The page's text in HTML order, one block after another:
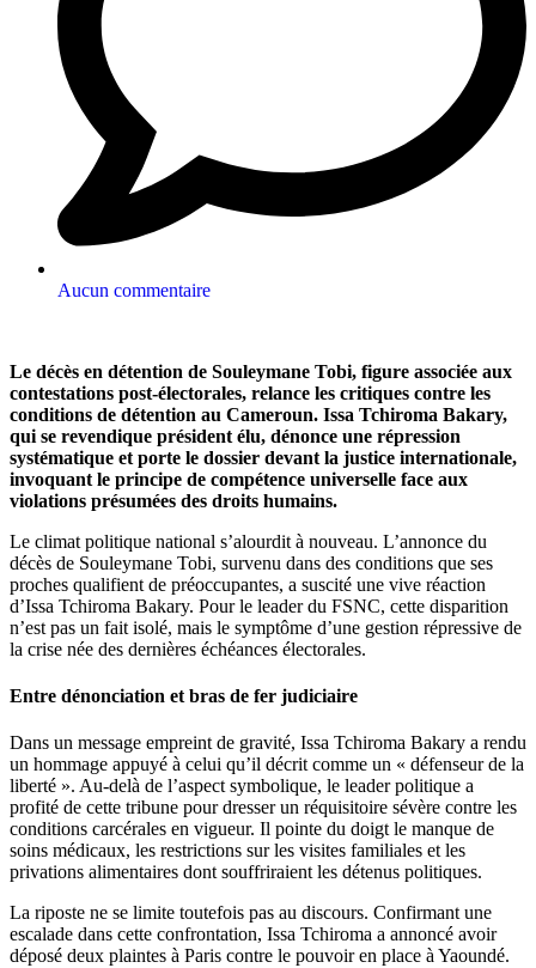
Aucun commentaire
Le décès en détention de Souleymane Tobi, figure associée aux
contestations post-électorales, relance les critiques contre les
conditions de détention au Cameroun. Issa Tchiroma Bakary,
qui se revendique président élu, dénonce une répression
systématique et porte le dossier devant la justice internationale,
invoquant le principe de compétence universelle face aux
violations présumées des droits humains.
Le climat politique national s’alourdit à nouveau. L’annonce du
décès de Souleymane Tobi, survenu dans des conditions que ses
proches qualifient de préoccupantes, a suscité une vive réaction
d’Issa Tchiroma Bakary. Pour le leader du FSNC, cette disparition
n’est pas un fait isolé, mais le symptôme d’une gestion répressive de
la crise née des dernières échéances électorales.
Entre dénonciation et bras de fer judiciaire
Dans un message empreint de gravité, Issa Tchiroma Bakary a rendu
un hommage appuyé à celui qu’il décrit comme un « défenseur de la
liberté ». Au-delà de l’aspect symbolique, le leader politique a
profité de cette tribune pour dresser un réquisitoire sévère contre les
conditions carcérales en vigueur. Il pointe du doigt le manque de
soins médicaux, les restrictions sur les visites familiales et les
privations alimentaires dont souffriraient les détenus politiques.
La riposte ne se limite toutefois pas au discours. Confirmant une
escalade dans cette confrontation, Issa Tchiroma a annoncé avoir
déposé deux plaintes à Paris contre le pouvoir en place à Yaoundé.